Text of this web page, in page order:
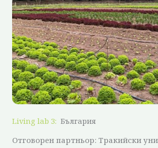
Living lab 3: България
Отговорен партньор: Тракийски